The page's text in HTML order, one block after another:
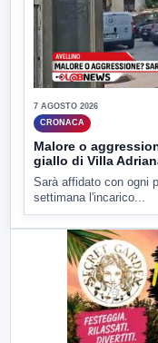
7 AGOSTO 2026
CRONACA
Malore o
giallo di Villa
Sarà affidato con ogni
settimana l'incarico...